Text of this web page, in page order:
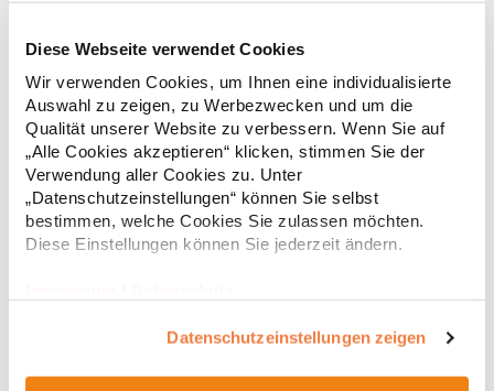
Diese Webseite verwendet Cookies
Wir verwenden Cookies, um Ihnen eine individualisierte
Auswahl zu zeigen, zu Werbezwecken und um die
Qualität unserer Website zu verbessern. Wenn Sie auf
„Alle Cookies akzeptieren“ klicken, stimmen Sie der
Verwendung aller Cookies zu. Unter
„Datenschutzeinstellungen“ können Sie selbst
bestimmen, welche Cookies Sie zulassen möchten.
Diese Einstellungen können Sie jederzeit ändern.
Datenschutzeinstellungen zeigen
Strapazierfähiges Polohemd aus Mischgewebe Overlock-Nähte
mit Polyfilm für Formstabilität Flachstrick-Kragen und
Ärmelbündchen in Rippstrick Doppelnähte an Schultern
Verstärkte Nähte an stark beanspruchten Stellen Neutrales
Etikett im Kragen für die einfache Veredelung/Personalisierung
Verstärkte Knopfleiste mit drei Knöpfen Aufgesetzte
Brusttasche mit Knopfverschluss Verstärkte Seitenschlitze
Eigenschaften, Atmungsaktivität und Verzugkontrolle Weicher,
auf der linken BrustseiteGrammatur: 200
BaumwolleAngaben zur Produktsicherheit: Herst.-Nr.:
ab16,05 € *
* Preise inkl. gesetzlicher Mwst. +Versandkosten *